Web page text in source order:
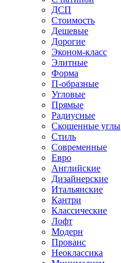
ДСП
Стоимость
Дешевые
Дорогие
Эконом-класс
Элитные
Форма
П-образные
Угловые
Прямые
Радиусные
Скошенные углы
Стиль
Современные
Евро
Английские
Дизайнерские
Итальянские
Кантри
Классические
Лофт
Модерн
Прованс
Неоклассика